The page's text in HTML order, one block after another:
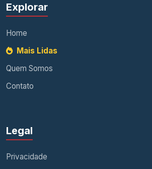
Explorar
Home
Mais Lidas
Quem Somos
Contato
Legal
Privacidade